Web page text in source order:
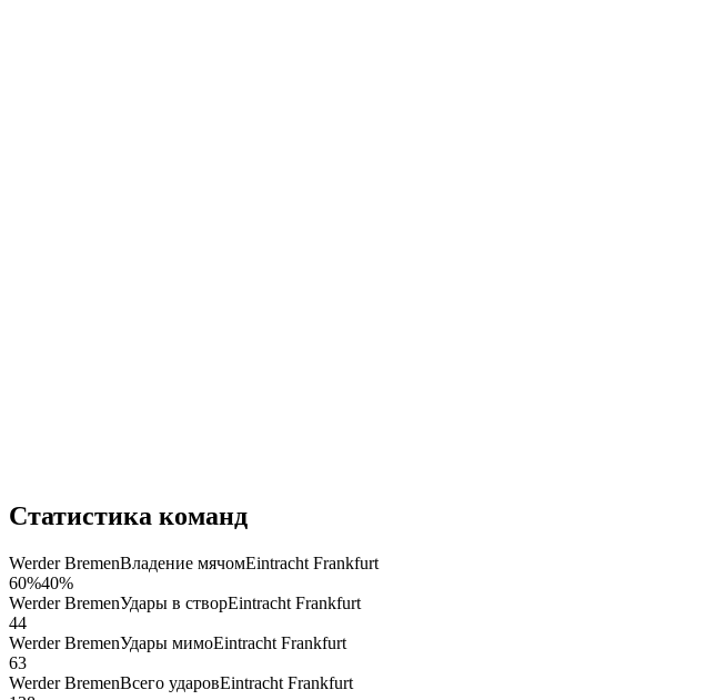
Статистика команд
Werder BremenВладение мячомEintracht Frankfurt
60%40%
Werder BremenУдары в створEintracht Frankfurt
44
Werder BremenУдары мимоEintracht Frankfurt
63
Werder BremenВсего ударовEintracht Frankfurt